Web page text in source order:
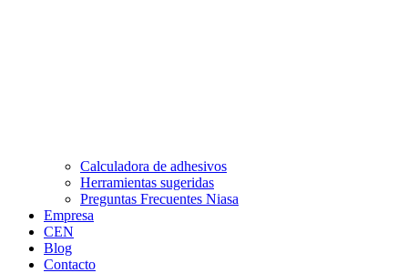
Calculadora de adhesivos
Herramientas sugeridas
Preguntas Frecuentes Niasa
Empresa
CEN
Blog
Contacto